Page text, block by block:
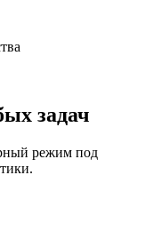
задач
режим под